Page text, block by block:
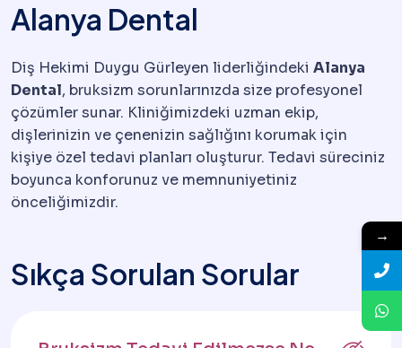
Alanya Dental
Diş Hekimi Duygu Gürleyen liderliğindeki Alanya
Dental, bruksizm sorunlarınızda size profesyonel
çözümler sunar. Kliniğimizdeki uzman ekip,
dişlerinizin ve çenenizin sağlığını korumak için
kişiye özel tedavi planları oluşturur. Tedavi süreciniz
boyunca konforunuz ve memnuniyetiniz
önceliğimizdir.
Sıkça Sorulan Sorular
→